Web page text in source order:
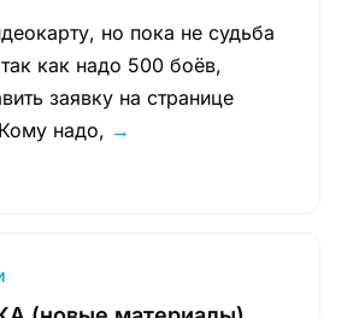
но пока не судьба
как надо 500 боёв,
заявку на странице
надо, →